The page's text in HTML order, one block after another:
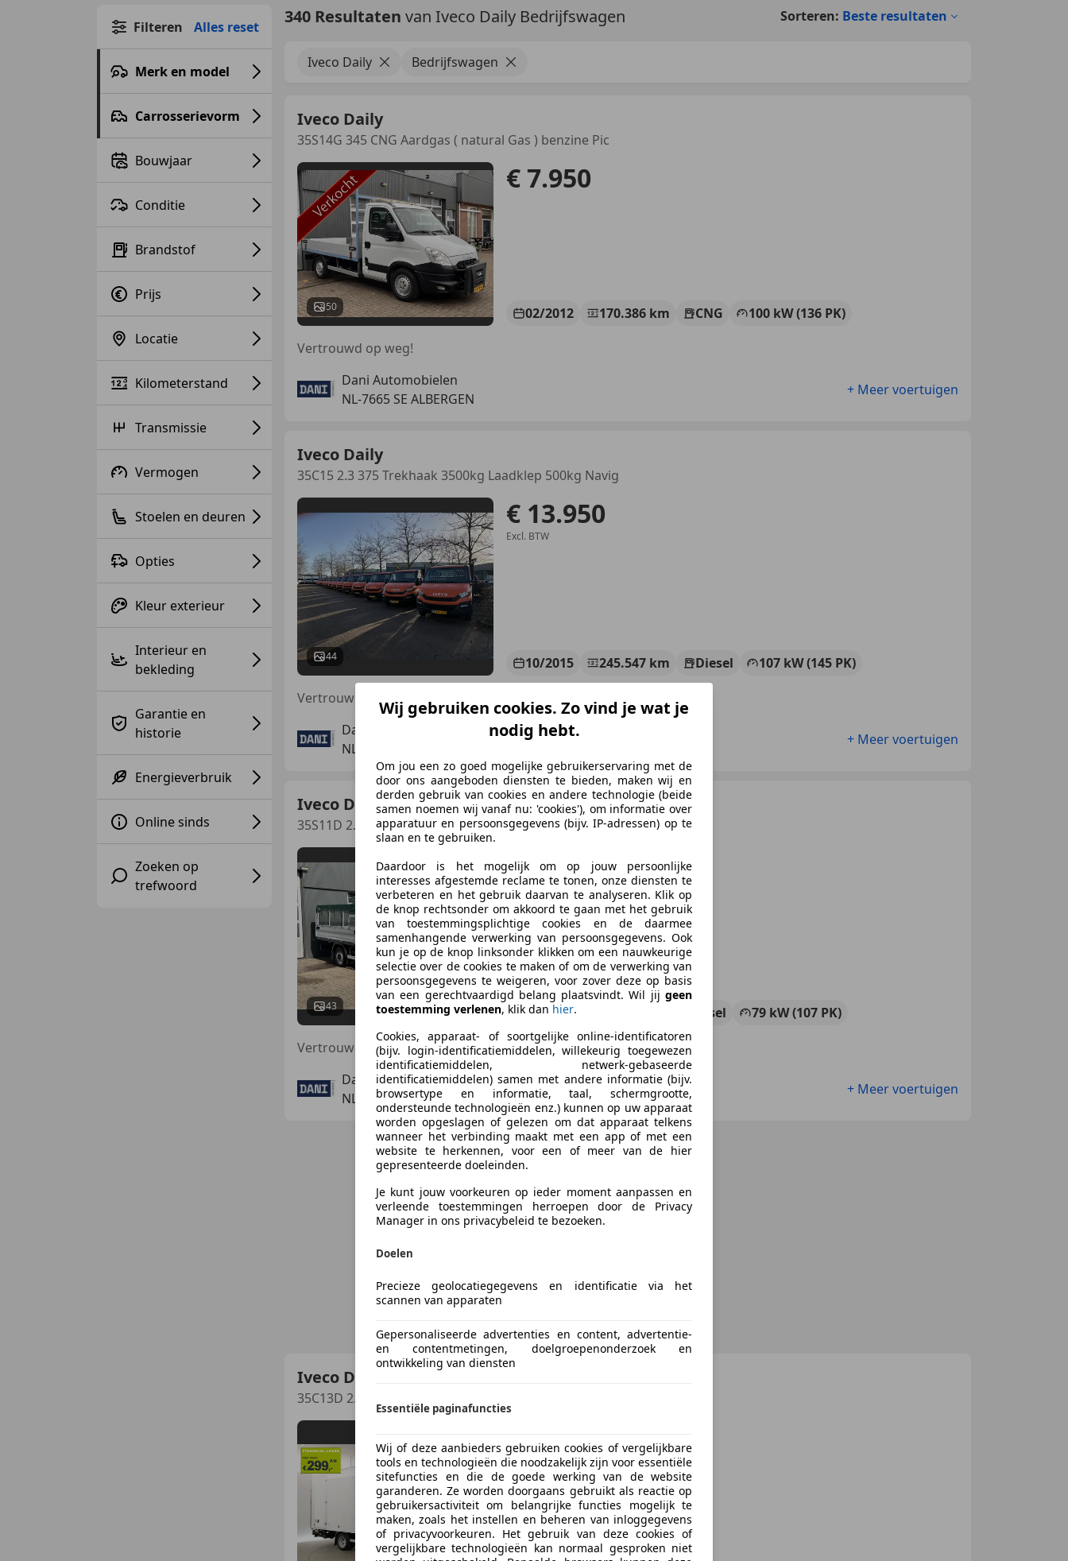
Filteren Alles reset
Merk en model
Carrosserievorm
Bouwjaar
Conditie
Brandstof
Prijs
Locatie
Kilometerstand
Transmissie
Vermogen
Stoelen en deuren
Opties
Kleur exterieur
Interieur en
bekleding
Garantie en
historie
Energieverbruik
Online sinds
Zoeken op
trefwoord
340 Resultaten van Iveco Daily Bedrijfswagen Sorteren: Beste resultaten
Iveco Daily Bedrijfswagen
Iveco Daily
35S14G 345 CNG Aardgas ( natural Gas ) benzine Pic
50
€ 7.950
02/2012 170.386 km CNG
100 kW (136 PK)
Vertrouwd op weg!
Dani Automobielen
NL-7665 SE ALBERGEN
+ Meer voertuigen
Iveco Daily
35C15 2.3 375 Trekhaak 3500kg Laadklep 500kg Navig
44
€ 13.950
Excl. BTW
10/2015 245.547 km Diesel
107 kW (145 PK)
Vertrouwd op weg!
Dani Automobielen
NL-7665 SE ALBERGEN
+ Meer voertuigen
Iveco Daily
35S11D 2.3 345 Airco Trekhaak 3500kg trekgewicht 7
43
€ 17.950
Excl. BTW
05/2016 Diesel
79 kW (107 PK)
Vertrouwd op weg!
Dani Automobielen
NL-7665 SE ALBERGEN
+ Meer voertuigen
Iveco Daily
35C13D 2.3 375 N1* | Dubbellucht | Laadklep | Zijd
€ 16.000
Excl. BTW
Wij gebruiken cookies. Zo vind je wat je
nodig hebt.
Om jou een zo goed mogelijke gebruikerservaring met de
door ons aangeboden diensten te bieden, maken wij en
derden gebruik van cookies en andere technologie (beide
samen noemen wij vanaf nu: 'cookies'), om informatie over
apparatuur en persoonsgegevens (bijv. IP-adressen) op te
slaan en te gebruiken.
Daardoor is het mogelijk om op jouw persoonlijke
interesses afgestemde reclame te tonen, onze diensten te
verbeteren en het gebruik daarvan te analyseren. Klik op
de knop rechtsonder om akkoord te gaan met het gebruik
van toestemmingsplichtige cookies en de daarmee
samenhangende verwerking van persoonsgegevens. Ook
kun je op de knop linksonder klikken om een nauwkeurige
selectie over de cookies te maken of om de verwerking van
persoonsgegevens te weigeren, voor zover deze op basis
van een gerechtvaardigd belang plaatsvindt. Wil jij geen
toestemming verlenen, klik dan hier.
Cookies, apparaat- of soortgelijke online-identificatoren
(bijv. login-identificatiemiddelen, willekeurig toegewezen
identificatiemiddelen, netwerk-gebaseerde
identificatiemiddelen) samen met andere informatie (bijv.
browsertype en informatie, taal, schermgrootte,
ondersteunde technologieën enz.) kunnen op uw apparaat
worden opgeslagen of gelezen om dat apparaat telkens
wanneer het verbinding maakt met een app of met een
website te herkennen, voor een of meer van de hier
gepresenteerde doeleinden.
Je kunt jouw voorkeuren op ieder moment aanpassen en
verleende toestemmingen herroepen door de Privacy
Manager in ons privacybeleid te bezoeken.
Doelen
Precieze geolocatiegegevens en identificatie via het
scannen van apparaten
Gepersonaliseerde advertenties en content, advertentie-
en contentmetingen, doelgroepenonderzoek en
ontwikkeling van diensten
Essentiële paginafuncties
Wij of deze aanbieders gebruiken cookies of vergelijkbare
tools en technologieën die noodzakelijk zijn voor essentiële
sitefuncties en die de goede werking van de website
garanderen. Ze worden doorgaans gebruikt als reactie op
gebruikersactiviteit om belangrijke functies mogelijk te
maken, zoals het instellen en beheren van inloggegevens
of privacyvoorkeuren. Het gebruik van deze cookies of
vergelijkbare technologieën kan normaal gesproken niet